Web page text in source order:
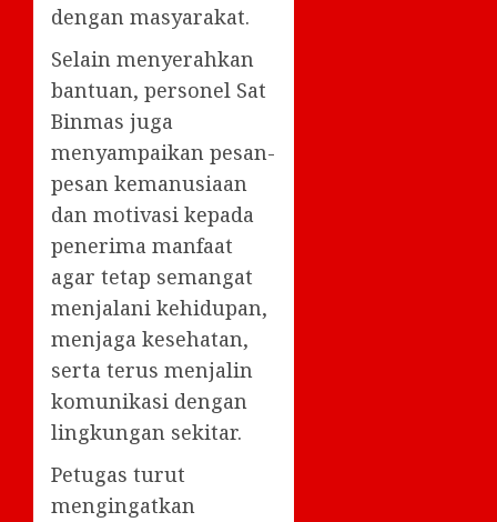
dengan masyarakat.
Selain menyerahkan
bantuan, personel Sat
Binmas juga
menyampaikan pesan-
pesan kemanusiaan
dan motivasi kepada
penerima manfaat
agar tetap semangat
menjalani kehidupan,
menjaga kesehatan,
serta terus menjalin
komunikasi dengan
lingkungan sekitar.
Petugas turut
mengingatkan